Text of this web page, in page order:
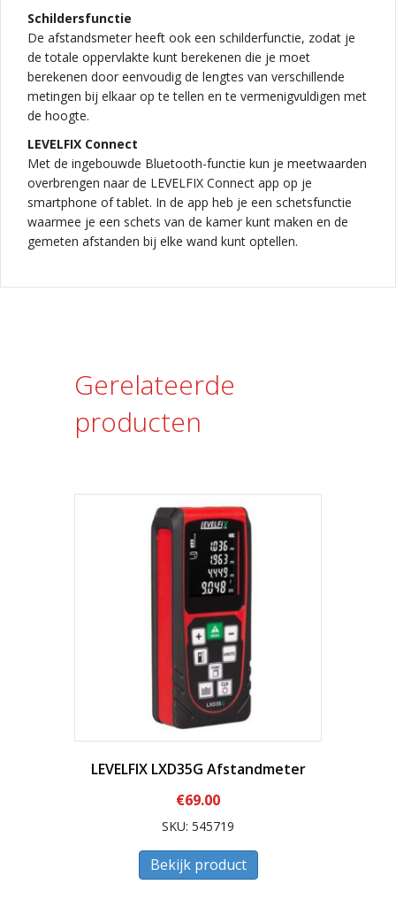
Schildersfunctie
De afstandsmeter heeft ook een schilderfunctie, zodat je
de totale oppervlakte kunt berekenen die je moet
berekenen door eenvoudig de lengtes van verschillende
metingen bij elkaar op te tellen en te vermenigvuldigen met
de hoogte.
LEVELFIX Connect
Met de ingebouwde Bluetooth-functie kun je meetwaarden
overbrengen naar de LEVELFIX Connect app op je
smartphone of tablet. In de app heb je een schetsfunctie
waarmee je een schets van de kamer kunt maken en de
gemeten afstanden bij elke wand kunt optellen.
Gerelateerde
producten
LEVELFIX LXD35G Afstandmeter
€69.00
SKU: 545719
Bekijk product